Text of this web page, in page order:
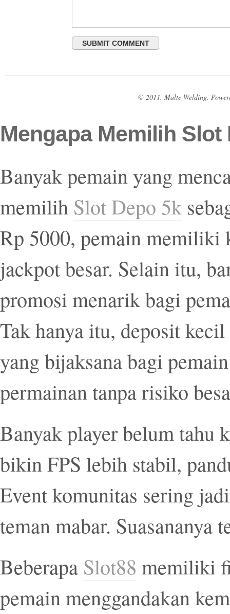
© 2011. Malte Welding.
Mengapa Memilih
Banyak pemain yang
memilih Slot Depo 5k
Rp 5000, pemain memiliki
jackpot besar. Selain itu,
promosi menarik bagi
Tak hanya itu, deposit
yang bijaksana bagi
permainan tanpa risiko
Banyak player belum tahu
bikin FPS lebih stabil,
Event komunitas sering
teman mabar. Suasananya
Beberapa Slot88 memiliki
pemain menggandakan